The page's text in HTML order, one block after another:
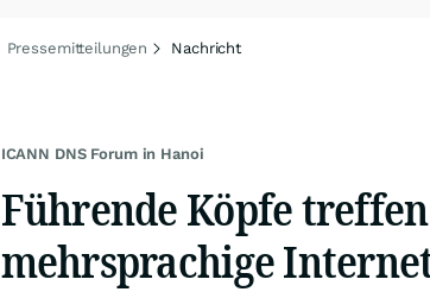
Pressemitteilungen Nachricht
ICANN DNS Forum in Hanoi
Führende Köpfe
mehrsprachige